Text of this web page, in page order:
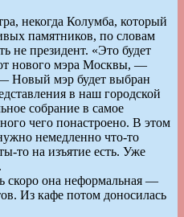
некогда Колумба, который
памятников, по словам
не президент. «Это будет
от нового мэра Москвы, —
Новый мэр будет выбран
в наш городской
собрание в самое
чего понастроено. В этом
немедленно что-то
то на изъятие есть. Уже
скоро она неформальная —
Из кафе потом доносилась